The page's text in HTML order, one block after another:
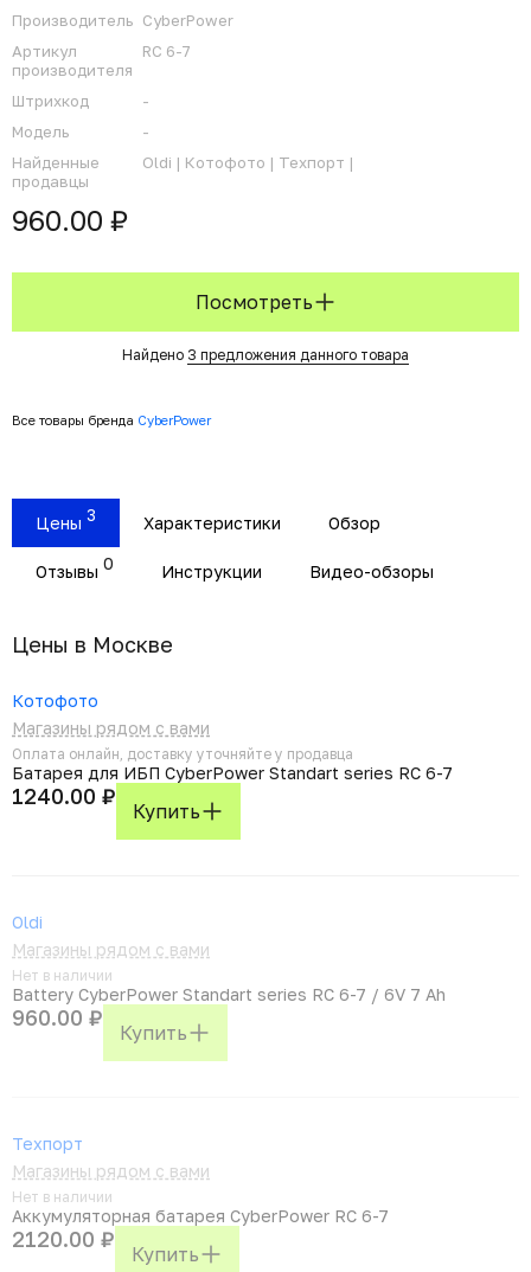
Производитель CyberPower
Артикул
производителя
RC 6-7
Штрихкод
-
Модель
-
Найденные
продавцы
Oldi | Котофото | Техпорт |
960.00 ₽
Посмотреть
Найдено 3 предложения данного товара
Все товары бренда CyberPower
Цены 3 Характеристики Обзор
Отзывы 0 Инструкции Видео-обзоры
Цены в Москвe
Котофото
Магазины рядом с вами
Оплата онлайн, доставку уточняйте у продавца
Батарея для ИБП CyberPower Standart series RC 6-7
1240.00 ₽
Купить
Oldi
Магазины рядом с вами
Нет в наличии
Battery CyberPower Standart series RC 6-7 / 6V 7 Ah
960.00 ₽
Купить
Техпорт
Магазины рядом с вами
Нет в наличии
Аккумуляторная батарея CyberPower RC 6-7
2120.00 ₽
Купить